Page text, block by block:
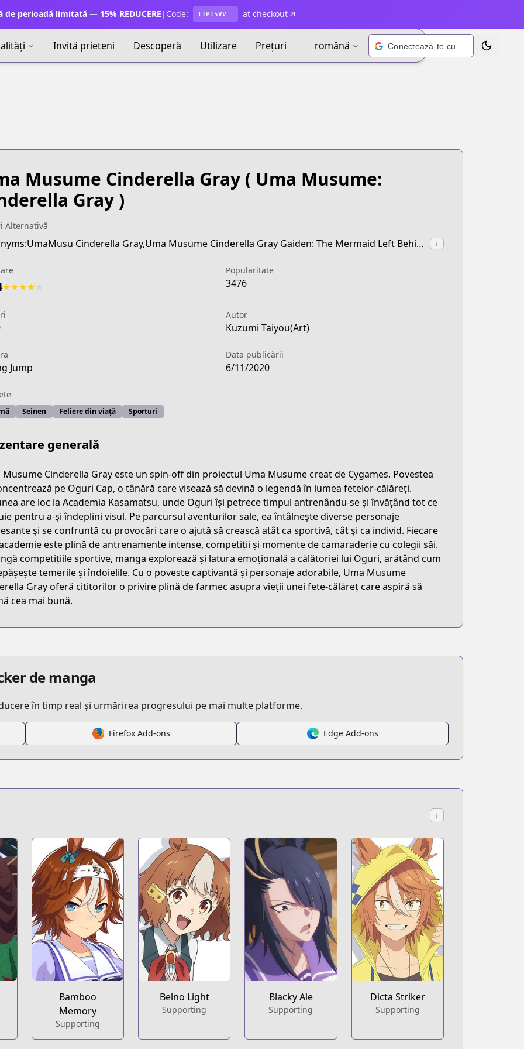
de perioadă limitată — 15% REDUCERE | Code: T1P15VV at checkout
Invită prieteni Descoperă Utilizare Prețuri română Schimbă
4d66-a818-4e1b78855838
musume-cinderella-grey
www.cdjapan.co.jp/product/NEOBK-2564313
Musume Cinderella Gray( Uma Musume:
Gray )
Alternativă
synonyms:UmaMusu Cinderella Gray,Uma Musume Cinderella Gray Gaiden: The Mermaid Left Behind ↓
★★★★
Popularitate
3476
Autor
Kuzumi Taiyou(Art)
Jump
Data publicării
6/11/2020
Seinen Feliere din viață Sporturi
generală
Musume Cinderella Gray este un spin-off din proiectul Uma Musume creat de Cygames. Povestea
pe Oguri Cap, o tânără care visează să devină o legendă în lumea fetelor-călăreți.
are loc la Academia Kasamatsu, unde Oguri își petrece timpul antrenându-se și învățând tot ce
pentru a-și îndeplini visul. Pe parcursul aventurilor sale, ea întâlnește diverse personaje
și se confruntă cu provocări care o ajută să crească atât ca sportivă, cât și ca individ. Fiecare
este plină de antrenamente intense, competiții și momente de camaraderie cu colegii săi.
competițiile sportive, manga explorează și latura emoțională a călătoriei lui Oguri, arătând cum
temerile și îndoielile. Cu o poveste captivantă și personaje adorabile, Uma Musume
Gray oferă cititorilor o privire plină de farmec asupra vieții unei fete-călăreț care aspiră să
cea mai bună.
de manga
în timp real și urmărirea progresului pe mai multe platforme.
Firefox Add-ons Edge Add-ons
↓
Bamboo
Memory
Supporting
Belno Light
Supporting
Blacky Ale
Supporting
Dicta Striker
Supporting